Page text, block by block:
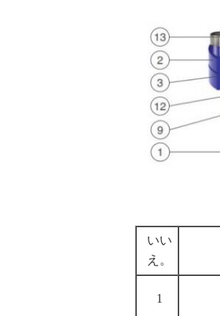
いい
え。
1